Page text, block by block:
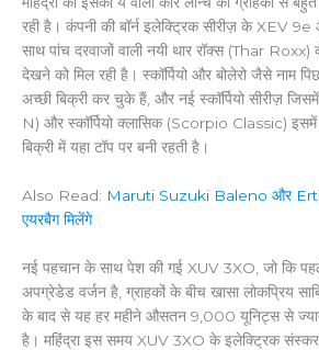
रही है। कंपनी की बॉर्न इलेक्ट्रिक सीरीज़ के XEV
साथ पांच दरवाजों वाली नयी थार रॉक्स (Thar Roxx)
देखने को मिल रही है। स्कॉर्पियो और बोलेरो जैसे नाम
अच्छी बिक्री कर चुके हैं, और नई स्कॉर्पियो सीरीज़
N) और स्कॉर्पियो क्लासिक (Scorpio Classic)
बिक्री में यहा टॉप पर बनी रहती है।
Also Read: Maruti Suzuki Baleno और
एयरबैग मिलेंगे
नई पहचान के साथ पेश की गई XUV 3XO, जो कि
अपग्रेडेड वर्जन है, ग्राहकों के बीच खासा लोकप्रिय
के बाद से यह हर महीने औसतन 9,000 यूनिट्स से
है। महिंद्रा इस समय XUV 3XO के इलेक्ट्रिक